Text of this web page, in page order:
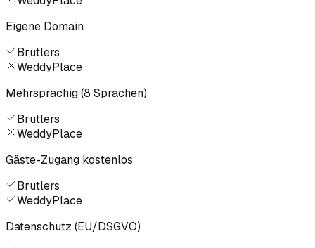
Eigene Domain
Brutlers
WeddyPlace
Mehrsprachig (8 Sprachen)
Brutlers
WeddyPlace
Gäste-Zugang kostenlos
Brutlers
WeddyPlace
Datenschutz (EU/DSGVO)